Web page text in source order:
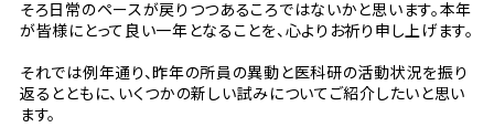
そろ日常のペースが戻りつつあるころではないかと思います。本年
が皆様にとって良い一年となることを、心よりお祈り申し上げます。
それでは例年通り、昨年の所員の異動と医科研の活動状況を振り
返るとともに、いくつかの新しい試みについてご紹介したいと思い
ます。